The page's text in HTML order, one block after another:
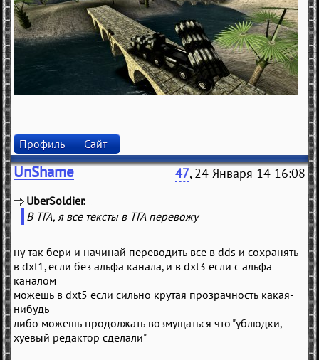
Профиль Сайт
UnShame 47, 24 Января 14 16:08
UberSoldier
В ТГА, я все тексты в ТГА перевожу
ну так бери и начинай переводить все в dds и сохранять
в dxt1, если без альфа канала, и в dxt3 если с альфа
каналом
можешь в dxt5 если сильно крутая прозрачность какая-
нибудь
либо можешь продолжать возмущаться что "ублюдки,
хуевый редактор сделали"